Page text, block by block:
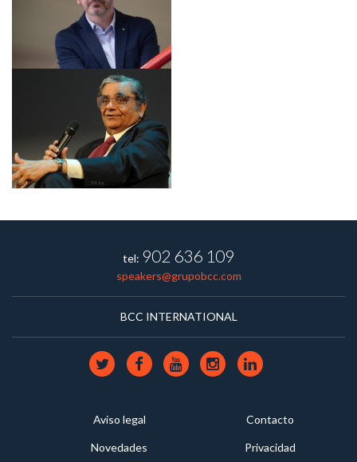
tel: 902 636 109
speakers@grupobcc.com
BCC INTERNATIONAL
Aviso legal Contacto
Novedades Privacidad